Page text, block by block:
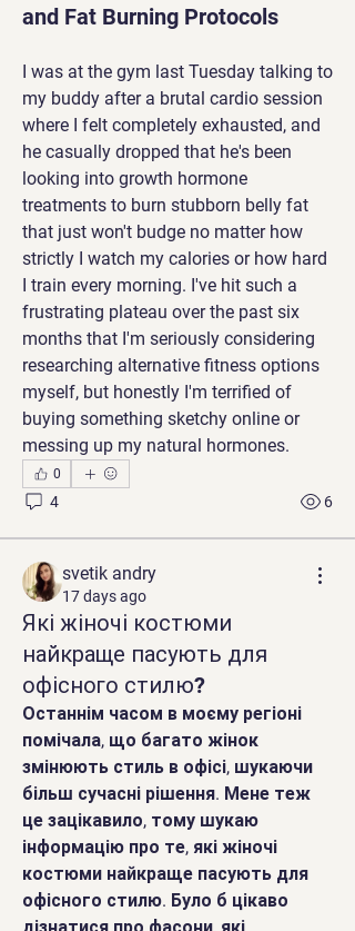
and Fat Burning Protocols
I was at the gym last Tuesday talking to
my buddy after a brutal cardio session
where I felt completely exhausted, and
he casually dropped that he's been
looking into growth hormone
treatments to burn stubborn belly fat
that just won't budge no matter how
strictly I watch my calories or how hard
I train every morning. I've hit such a
frustrating plateau over the past six
months that I'm seriously considering
researching alternative fitness options
myself, but honestly I'm terrified of
buying something sketchy online or
messing up my natural hormones.
0
4 6
svetik andry
17 days ago
Які жіночі костюми
найкраще пасують для
офісного стилю?
Останнім часом в моєму регіоні
помічала, що багато жінок
змінюють стиль в офісі, шукаючи
більш сучасні рішення. Мене теж
це зацікавило, тому шукаю
інформацію про те, які жіночі
костюми найкраще пасують для
офісного стилю. Було б цікаво